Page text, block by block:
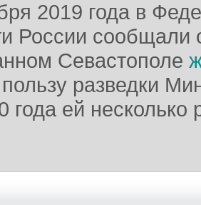
2019 года в
России сообщали
Севастополе
пользу разведки
года ей